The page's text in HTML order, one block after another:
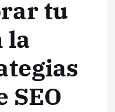
tu
la
SEO